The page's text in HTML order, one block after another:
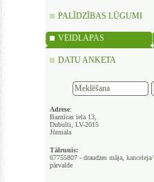
PALĪDZĪBAS LŪGUMI
VEIDLAPAS
DATU ANKETA
Adrese:
Baznīcas iela 13,
Dubulti, LV-2015
Jūrmala
Tālrunis:
67755807 - draudzes māja, kanceleja/
pārvalde